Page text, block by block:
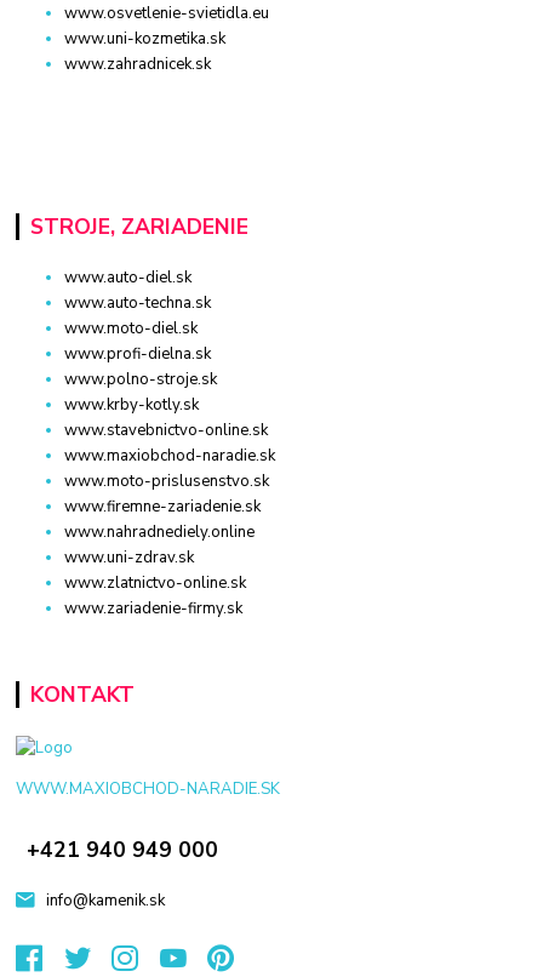
www.osvetlenie-svietidla.eu
www.uni-kozmetika.sk
www.zahradnicek.sk
STROJE, ZARIADENIE
www.auto-diel.sk
www.auto-techna.sk
www.moto-diel.sk
www.profi-dielna.sk
www.polno-stroje.sk
www.krby-kotly.sk
www.stavebnictvo-online.sk
www.maxiobchod-naradie.sk
www.moto-prislusenstvo.sk
www.firemne-zariadenie.sk
www.nahradnediely.online
www.uni-zdrav.sk
www.zlatnictvo-online.sk
www.zariadenie-firmy.sk
KONTAKT
WWW.MAXIOBCHOD-NARADIE.SK
+421 940 949 000
info@kamenik.sk